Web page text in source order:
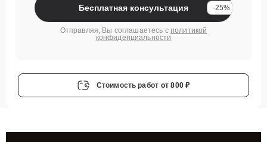
Бесплатная консультация -25%
Отправляя, Вы соглашаетесь с политикой
конфиденциальности
Стоимость работ от 800 ₽